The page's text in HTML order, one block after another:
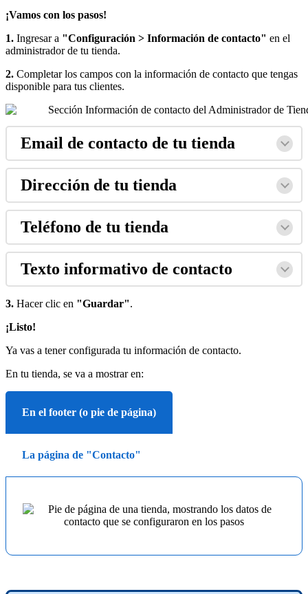
¡Vamos con los pasos!
1. Ingresar a "Configuración > Información de contacto" en el
administrador de tu tienda.
2. Completar los campos con la información de contacto que tengas
disponible para tus clientes.
Email de contacto de tu tienda
Dirección de tu tienda
Teléfono de tu tienda
Texto informativo de contacto
3. Hacer clic en "Guardar".
¡Listo!
Ya vas a tener configurada tu información de contacto.
En tu tienda, se va a mostrar en:
En el footer (o pie de página)
La página de "Contacto"